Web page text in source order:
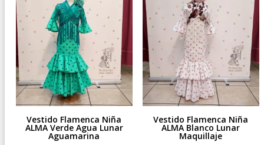
Vestido Flamenca Niña
ALMA Verde Agua Lunar
Aguamarina
Vestido Flamenca Niña
ALMA Blanco Lunar
Maquillaje